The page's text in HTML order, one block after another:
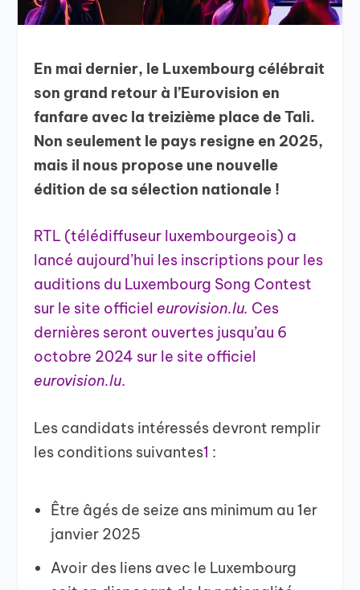
En mai dernier, le Luxembourg célébrait
son grand retour à l’Eurovision en
fanfare avec la treizième place de Tali.
Non seulement le pays resigne en 2025,
mais il nous propose une nouvelle
édition de sa sélection nationale !
RTL (télédiffuseur luxembourgeois) a
lancé aujourd’hui les inscriptions pour les
auditions du Luxembourg Song Contest
sur le site officieleurovision.lu. Ces
dernières seront ouvertes jusqu’au 6
octobre 2024 sur le site officiel
eurovision.lu.
Les candidats intéressés devront remplir
les conditions suivantes1 :
Être âgés de seize ans minimum au 1er
janvier 2025
Avoir des liens avec le Luxembourg